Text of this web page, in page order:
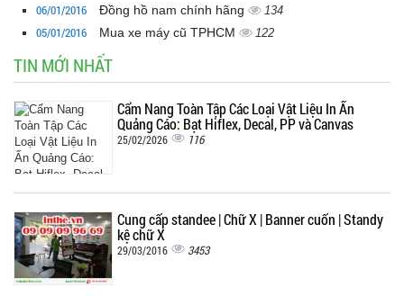
06/01/2016 Đồng hồ nam chính hãng 134
05/01/2016 Mua xe máy cũ TPHCM 122
TIN MỚI NHẤT
Cẩm Nang Toàn Tập Các Loại Vật Liệu In Ấn
Quảng Cáo: Bạt Hiflex, Decal, PP và Canvas
25/02/2026 116
Cung cấp standee | Chữ X | Banner cuốn | Standy
kệ chữ X
29/03/2016 3453